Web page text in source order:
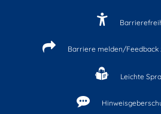
Barriere melden/Feedback
Leichte